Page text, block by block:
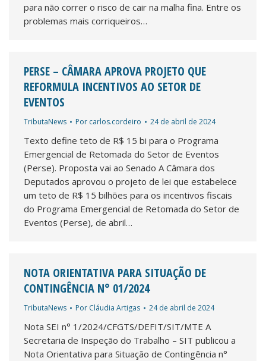
para não correr o risco de cair na malha fina. Entre os
problemas mais corriqueiros…
PERSE – CÂMARA APROVA PROJETO QUE
REFORMULA INCENTIVOS AO SETOR DE
EVENTOS
TributaNews Por carlos.cordeiro 24 de abril de 2024
Texto define teto de R$ 15 bi para o Programa
Emergencial de Retomada do Setor de Eventos
(Perse). Proposta vai ao Senado A Câmara dos
Deputados aprovou o projeto de lei que estabelece
um teto de R$ 15 bilhões para os incentivos fiscais
do Programa Emergencial de Retomada do Setor de
Eventos (Perse), de abril…
NOTA ORIENTATIVA PARA SITUAÇÃO DE
CONTINGÊNCIA N° 01/2024
TributaNews Por Cláudia Artigas 24 de abril de 2024
Nota SEI n° 1/2024/CFGTS/DEFIT/SIT/MTE A
Secretaria de Inspeção do Trabalho – SIT publicou a
Nota Orientativa para Situação de Contingência n°